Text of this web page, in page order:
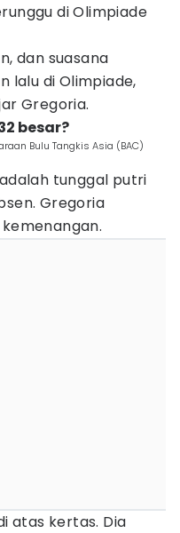
di Olimpiade
dan suasana
lalu di Olimpiade,
Gregoria.
besar?
Bulu Tangkis Asia (BAC)
tunggal putri
Gregoria
atas kertas. Dia